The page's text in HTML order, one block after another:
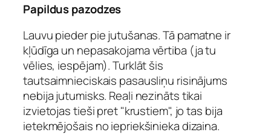
Papildus pazodzes
Lauvu pieder pie jutušanas. Tā pamatne ir
kļūdīga un nepasakojama vērtiba (ja tu
vēlies, iespējam). Turklāt šis
tautsaimnieciskais pasausliņu risinājums
nebija jutumisks. Reaļi nezināts tikai
izvietojas tieši pret "krustiem", jo tas bija
ietekmējošais no iepriekšinieka dizaina.